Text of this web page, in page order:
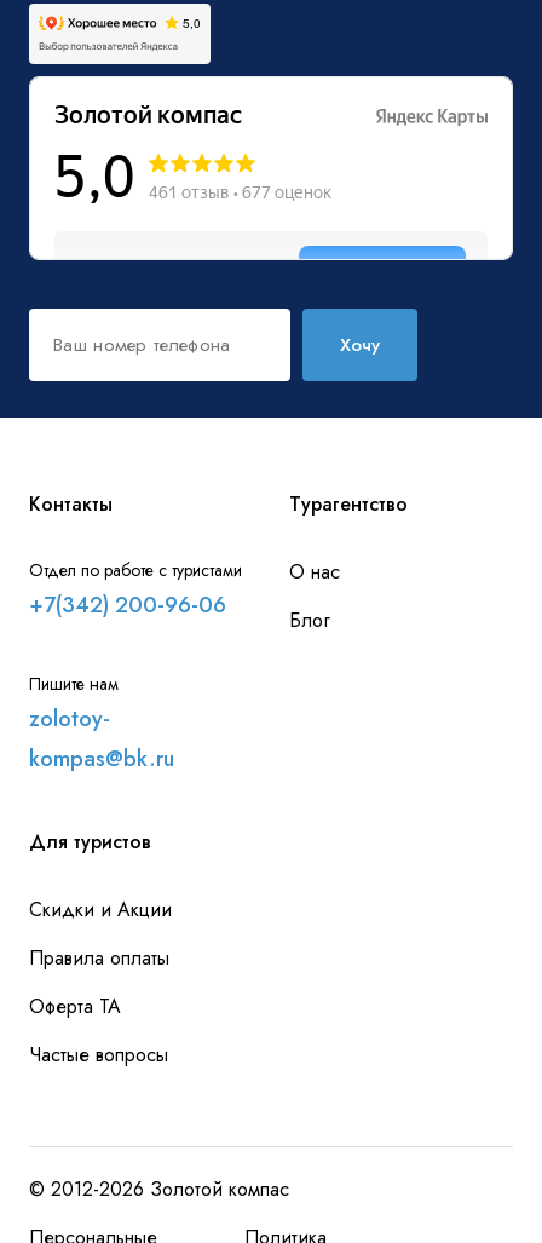
Хочу
Контакты
Отдел по работе с туристами
+7(342) 200-96-06
Пишите нам
zolotoy-
kompas@bk.ru
Турагентство
О нас
Блог
Для туристов
Скидки и Акции
Правила оплаты
Оферта ТА
Частые вопросы
© 2012-2026 Золотой компас